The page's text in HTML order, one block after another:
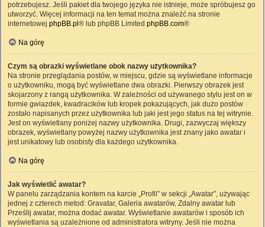
potrzebujesz. Jeśli pakiet dla twojego języka nie istnieje, może spróbujesz go
utworzyć. Więcej informacji na ten temat można znaleźć na stronie
internetowej phpBB.pl ® lub phpBB Limited phpBB.com®
Na górę
Czym są obrazki wyświetlane obok nazwy użytkownika?
Na stronie przeglądania postów, w miejscu, gdzie są wyświetlane informacje
o użytkowniku, mogą być wyświetlane dwa obrazki. Pierwszy obrazek jest
skojarzony z rangą użytkownika. W zależności od używanego stylu jest on w
formie gwiazdek, kwadracików lub kropek pokazujących, jak dużo postów
zostało napisanych przez użytkownika lub jaki jest jego status na tej witrynie.
Jest on wyświetlany poniżej nazwy użytkownika. Drugi, zazwyczaj większy
obrazek, wyświetlany powyżej nazwy użytkownika jest znany jako awatar i
jest unikatowy lub osobisty dla każdego użytkownika.
Na górę
Jak wyświetlić awatar?
W panelu zarządzania kontem na karcie „Profil” w sekcji „Awatar”, używając
jednej z czterech metod: Gravatar, Galeria awatarów, Zdalny awatar lub
Prześlij awatar, można dodać awatar. Wyświetlanie awatarów i sposób ich
wyświetlania są uzależnione od administratora witryny. Jeśli nie można